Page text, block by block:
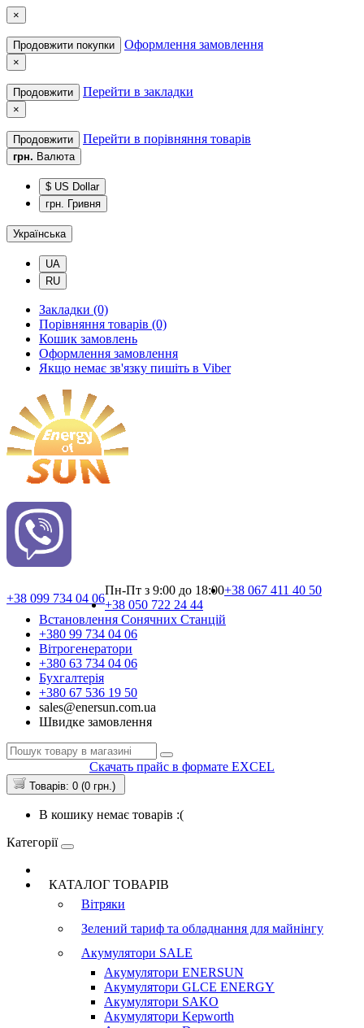
×
Продовжити покупки Оформлення замовлення
×
Продовжити Перейти в закладки
×
Продовжити Перейти в порівняння товарів
грн. Валюта
$ US Dollar
грн. Гривня
Українська
UA
RU
Закладки (0)
Порівняння товарів (0)
Кошик замовлень
Оформлення замовлення
Якщо немає зв'язку пишіть в Viber
+38 099 734 04 06
Пн-Пт з 9:00 до 18:00+38 067 411 40 50
+38 050 722 24 44
Встановлення Сонячних Cтанцій
+380 99 734 04 06
Вітрогенератори
+380 63 734 04 06
Бухгалтерія
+380 67 536 19 50
sales@enersun.com.ua
Швидке замовлення
Скачать прайс в формате EXCEL
Товарів: 0 (0 грн.)
В кошику немає товарів :(
Категорії
КАТАЛОГ ТОВАРІВ
Вітряки
Зелений тариф та обладнання для майнінгу
Акумулятори SALE
Акумулятори ENERSUN
Акумулятори GLCE ENERGY
Акумулятори SAKO
Акумулятори Kepworth